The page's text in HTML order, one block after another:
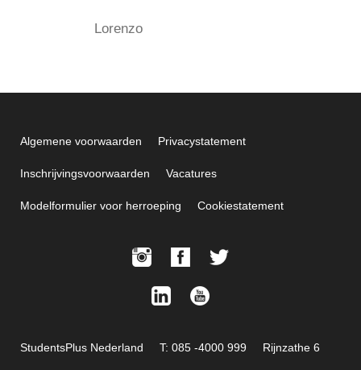
Lorenzo
Algemene voorwaarden Privacystatement
Inschrijvingsvoorwaarden Vacatures
Modelformulier voor herroeping Cookiestatement
StudentsPlus Nederland T: 085 -4000 999 Rijnzathe 6